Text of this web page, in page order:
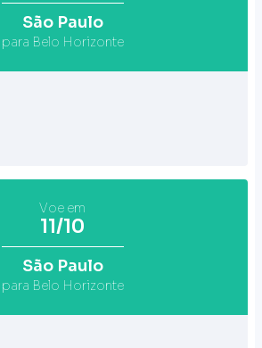
São Paulo
para Belo Horizonte
Voe em
11/10
São Paulo
para Belo Horizonte